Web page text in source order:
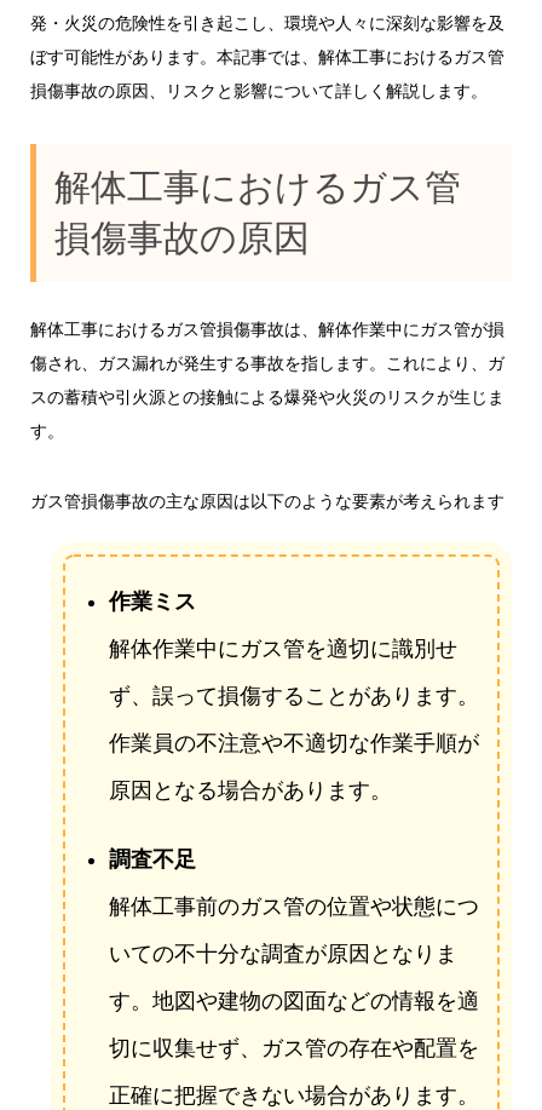
発・火災の危険性を引き起こし、環境や人々に深刻な影響を及
ぼす可能性があります。本記事では、解体工事におけるガス管
損傷事故の原因、リスクと影響について詳しく解説します。
解体工事におけるガス管
損傷事故の原因
解体工事におけるガス管損傷事故は、解体作業中にガス管が損
傷され、ガス漏れが発生する事故を指します。これにより、ガ
スの蓄積や引火源との接触による爆発や火災のリスクが生じま
す。
ガス管損傷事故の主な原因は以下のような要素が考えられます
作業ミス
解体作業中にガス管を適切に識別せ
ず、誤って損傷することがあります。
作業員の不注意や不適切な作業手順が
原因となる場合があります。
調査不足
解体工事前のガス管の位置や状態につ
いての不十分な調査が原因となりま
す。地図や建物の図面などの情報を適
切に収集せず、ガス管の存在や配置を
正確に把握できない場合があります。